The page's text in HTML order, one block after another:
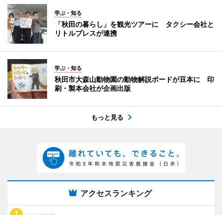
学ぶ・知る
「秋田の暮らし」を観光ツアーに タクシー会社と
リトルプレスが連携
学ぶ・知る
秋田市大森山動物園の動物解説ボードが豆本に 印
刷・製本会社が企画出版
もっと見る
アクセスランキング